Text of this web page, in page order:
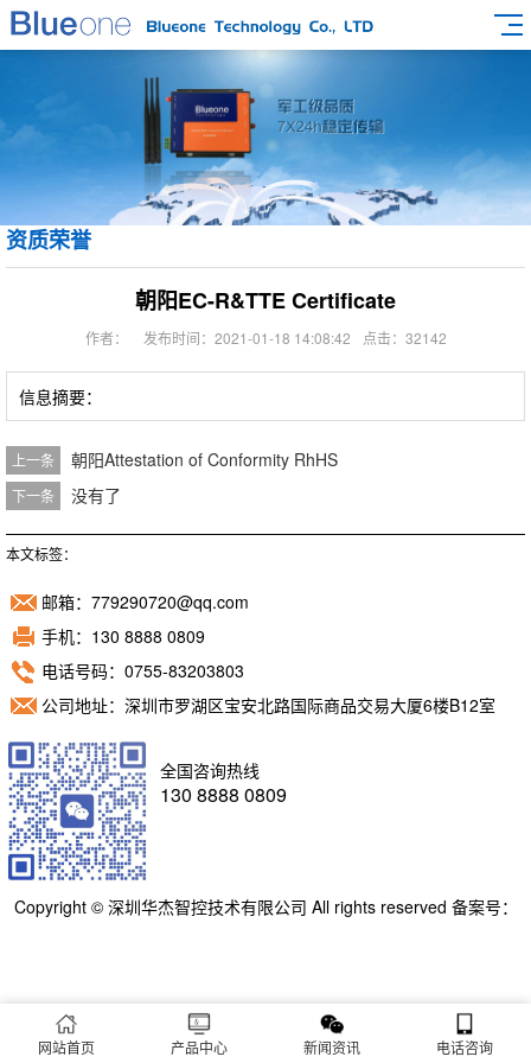
资质荣誉
朝阳EC-R&TTE Certificate
作者： 发布时间：2021-01-18 14:08:42 点击：32142
信息摘要：
上一条 朝阳Attestation of Conformity RhHS
下一条 没有了
本文标签：
邮箱：779290720@qq.com
手机：130 8888 0809
电话号码：0755-83203803
公司地址：深圳市罗湖区宝安北路国际商品交易大厦6楼B12室
全国咨询热线
130 8888 0809
Copyright © 深圳华杰智控技术有限公司 All rights reserved 备案号：
网站首页 产品中心 新闻资讯 电话咨询